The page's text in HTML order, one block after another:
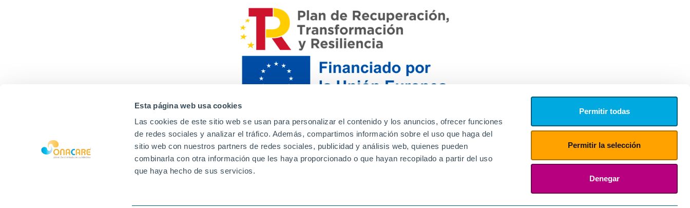
Esta página web usa cookies
Las cookies de este sitio web se usan para personalizar el contenido y los anuncios, ofrecer funciones
de redes sociales y analizar el tráfico. Además, compartimos información sobre el uso que haga del
sitio web con nuestros partners de redes sociales, publicidad y análisis web, quienes pueden
combinarla con otra información que les haya proporcionado o que hayan recopilado a partir del uso
que haya hecho de sus servicios.
Permitir todas
Permitir la selección
Denegar
Contacto Canal de denuncias Envia tu CV
Proveedores
Aviso Legal